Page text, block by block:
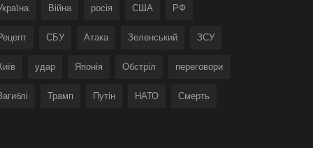
Війна росія США РФ
СБУ Атака Зеленський ЗСУ
удар Японія Обстріл переговори
Трамп Путін НАТО Смерть